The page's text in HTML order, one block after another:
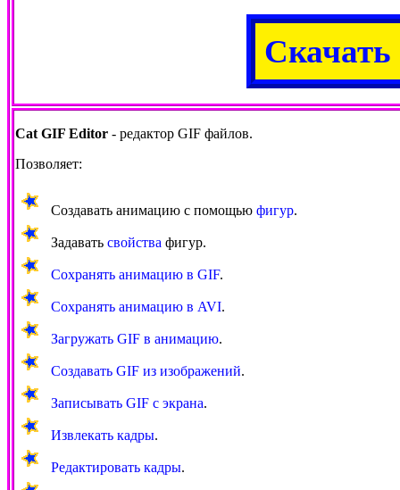
Скачать
Cat GIF Editor - редактор GIF файлов.
Позволяет:
Создавать анимацию с помощью фигур.
Задавать свойства фигур.
Сохранять анимацию в GIF.
Сохранять анимацию в AVI.
Загружать GIF в анимацию.
Создавать GIF из изображений.
Записывать GIF с экрана.
Извлекать кадры.
Редактировать кадры.